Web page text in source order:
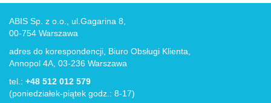
ABIS Sp. z o.o., ul.Gagarina 8,
00-754 Warszawa
adres do korespondencji, Biuro Obsługi Klienta,
Annopol 4A, 03-236 Warszawa
tel.: +48 512 012 579
(poniedziałek-piątek godz.: 8-17)